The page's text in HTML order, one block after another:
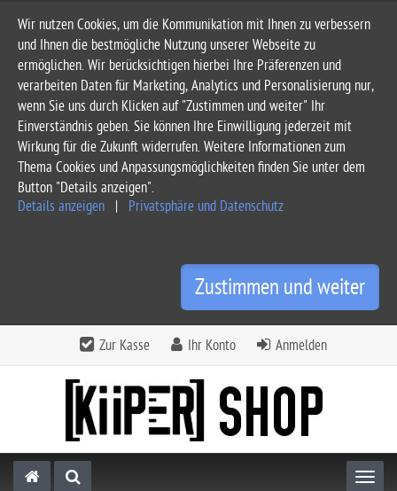
Wir nutzen Cookies, um die Kommunikation mit Ihnen zu verbessern
und Ihnen die bestmögliche Nutzung unserer Webseite zu
ermöglichen. Wir berücksichtigen hierbei Ihre Präferenzen und
verarbeiten Daten für Marketing, Analytics und Personalisierung nur,
wenn Sie uns durch Klicken auf "Zustimmen und weiter" Ihr
Einverständnis geben. Sie können Ihre Einwilligung jederzeit mit
Wirkung für die Zukunft widerrufen. Weitere Informationen zum
Thema Cookies und Anpassungsmöglichkeiten finden Sie unter dem
Button "Details anzeigen".
Details anzeigen
Privatsphäre und Datenschutz
Zustimmen und weiter
Zur Kasse Ihr Konto Anmelden